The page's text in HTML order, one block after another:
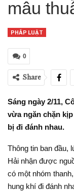
mâu
PHÁP LUẬT
0
Share
Sáng ngày 2/11,
vừa ngăn chặn
bị đi đánh nhau.
Thông tin ban đầu,
Hải nhận được
có một nhóm
hung khí đi đánh